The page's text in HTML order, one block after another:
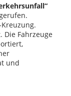
Die Fahrzeuge
und